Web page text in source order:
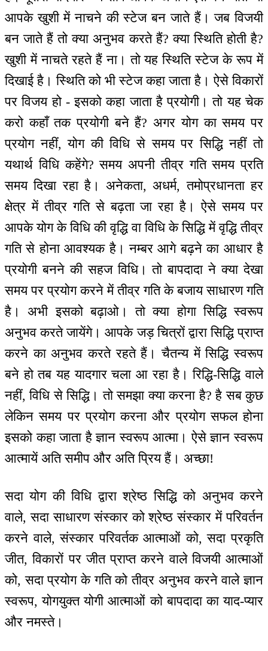
आपके खुशी में नाचने की स्टेज बन जाते हैं। जब विजयी
बन जाते हैं तो क्या अनुभव करते हैं? क्या स्थिति होती है?
खुशी में नाचते रहते हैं ना। तो यह स्थिति स्टेज के रूप में
दिखाई है। स्थिति को भी स्टेज कहा जाता है। ऐसे विकारों
पर विजय हो - इसको कहा जाता है प्रयोगी। तो यह चेक
करो कहाँ तक प्रयोगी बने हैं? अगर योग का समय पर
प्रयोग नहीं, योग की विधि से समय पर सिद्धि नहीं तो
यथार्थ विधि कहेंगे? समय अपनी तीव्र गति समय प्रति
समय दिखा रहा है। अनेकता, अधर्म, तमोप्रधानता हर
क्षेत्र में तीव्र गति से बढ़ता जा रहा है। ऐसे समय पर
आपके योग के विधि की वृद्धि वा विधि के सिद्धि में वृद्धि तीव्र
गति से होना आवश्यक है। नम्बर आगे बढ़ने का आधार है
प्रयोगी बनने की सहज विधि। तो बापदादा ने क्या देखा
समय पर प्रयोग करने में तीव्र गति के बजाय साधारण गति
है। अभी इसको बढ़ाओ। तो क्या होगा सिद्धि स्वरूप
अनुभव करते जायेंगे। आपके जड़ चित्रों द्वारा सिद्धि प्राप्त
करने का अनुभव करते रहते हैं। चैतन्य में सिद्धि स्वरूप
बने हो तब यह यादगार चला आ रहा है। रिद्धि-सिद्धि वाले
नहीं, विधि से सिद्धि। तो समझा क्या करना है? है सब कुछ
लेकिन समय पर प्रयोग करना और प्रयोग सफल होना
इसको कहा जाता है ज्ञान स्वरूप आत्मा। ऐसे ज्ञान स्वरूप
आत्मायें अति समीप और अति प्रिय हैं। अच्छा!
सदा योग की विधि द्वारा श्रेष्ठ सिद्धि को अनुभव करने
वाले, सदा साधारण संस्कार को श्रेष्ठ संस्कार में परिवर्तन
करने वाले, संस्कार परिवर्तक आत्माओं को, सदा प्रकृति
जीत, विकारों पर जीत प्राप्त करने वाले विजयी आत्माओं
को, सदा प्रयोग के गति को तीव्र अनुभव करने वाले ज्ञान
स्वरूप, योगयुक्त योगी आत्माओं को बापदादा का याद-प्यार
और नमस्ते।